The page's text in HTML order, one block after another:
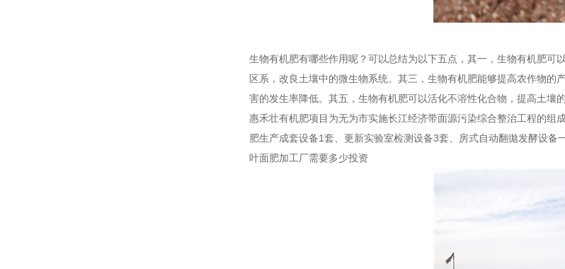
生物有机肥有哪些作用呢？可以总结为以下五点，其一，生物有机肥
区系，改良土壤中的微生物系统。其三，生物有机肥能够提高农作物
害的发生率降低。其五，生物有机肥可以活化不溶性化合物，提高土壤的
惠禾壮有机肥项目为无为市实施长江经济带面源污染综合整治工程的
肥生产成套设备1套、更新实验室检测设备3套、房式自动翻拋发酵设备
叶面肥加工厂需要多少投资